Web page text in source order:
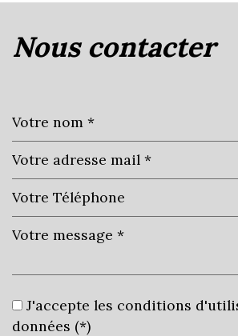
+
Bureau de poste
nous contacter
J'accepte les conditions
données (*)